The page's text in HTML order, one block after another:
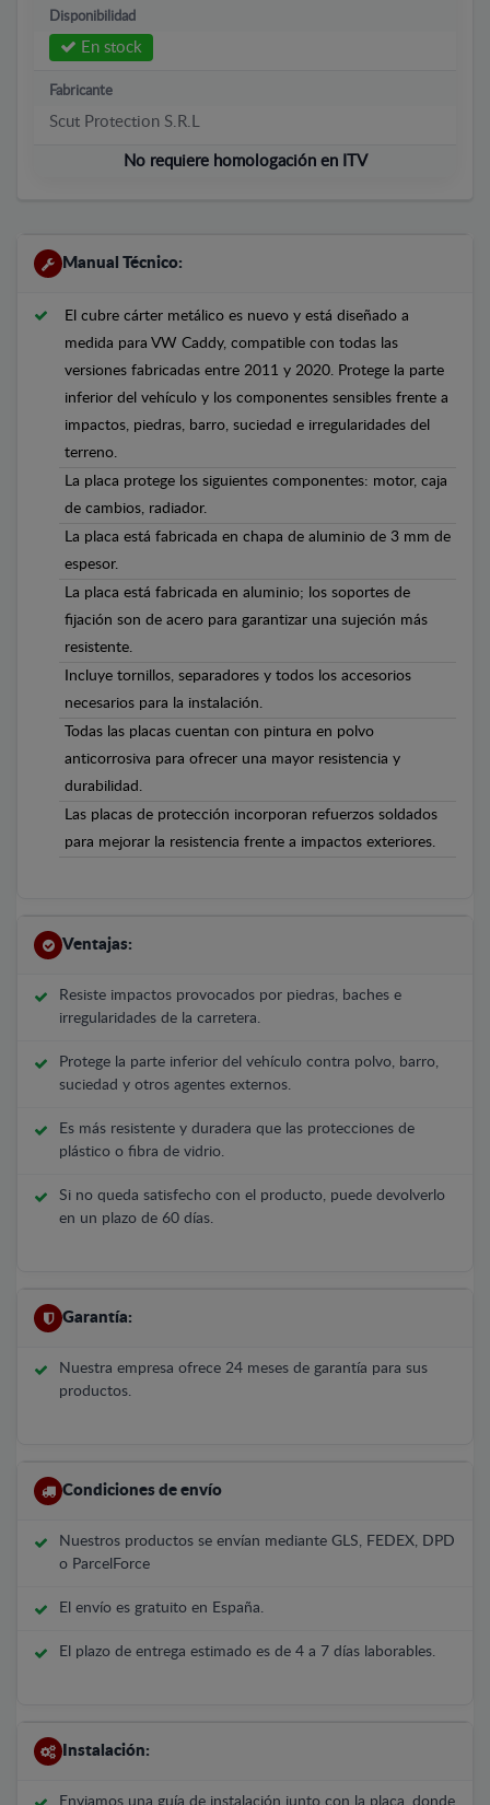
Disponibilidad
En stock
Fabricante
Scut Protection S.R.L
No requiere homologación en ITV
Manual Técnico:
El cubre cárter metálico es nuevo y está diseñado a
medida para VW Caddy, compatible con todas las
versiones fabricadas entre 2011 y 2020. Protege la parte
inferior del vehículo y los componentes sensibles frente a
impactos, piedras, barro, suciedad e irregularidades del
terreno.
La placa protege los siguientes componentes: motor, caja
de cambios, radiador.
La placa está fabricada en chapa de aluminio de 3 mm de
espesor.
La placa está fabricada en aluminio; los soportes de
fijación son de acero para garantizar una sujeción más
resistente.
Incluye tornillos, separadores y todos los accesorios
necesarios para la instalación.
Todas las placas cuentan con pintura en polvo
anticorrosiva para ofrecer una mayor resistencia y
durabilidad.
Las placas de protección incorporan refuerzos soldados
para mejorar la resistencia frente a impactos exteriores.
Ventajas:
Resiste impactos provocados por piedras, baches e
irregularidades de la carretera.
Protege la parte inferior del vehículo contra polvo, barro,
suciedad y otros agentes externos.
Es más resistente y duradera que las protecciones de
plástico o fibra de vidrio.
Si no queda satisfecho con el producto, puede devolverlo
en un plazo de 60 días.
Garantía:
Nuestra empresa ofrece 24 meses de garantía para sus
productos.
Condiciones de envío
Nuestros productos se envían mediante GLS, FEDEX, DPD
o ParcelForce
El envío es gratuito en España.
El plazo de entrega estimado es de 4 a 7 días laborables.
Instalación:
Enviamos una guía de instalación junto con la placa, donde